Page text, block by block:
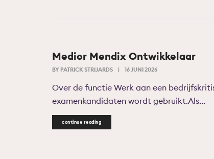
Medior Mendix Ontwikkelaar
BY PATRICK STRIJARDS | 16 JUNI 2026
Over de functie Werk aan een
examenkandidaten wordt gebruikt.Als...
continue reading